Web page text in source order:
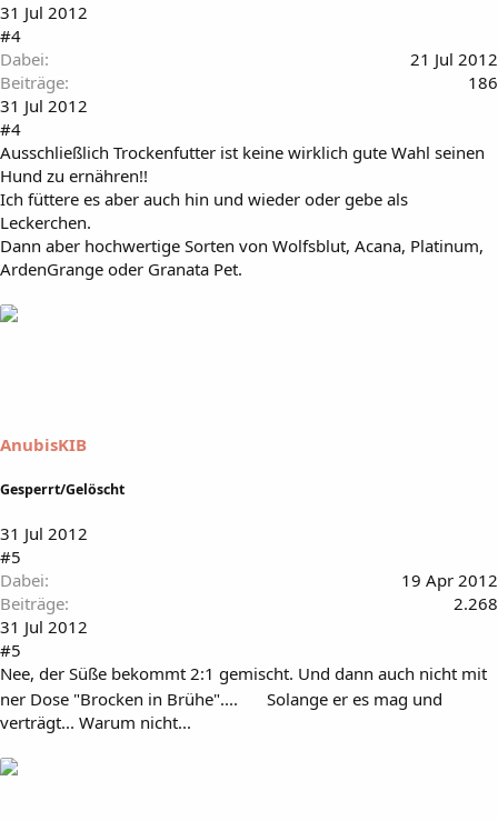
31 Jul 2012
#4
Dabei
21 Jul 2012
Beiträge
186
31 Jul 2012
#4
Ausschließlich Trockenfutter ist keine wirklich gute Wahl seinen
Hund zu ernähren!!
Ich füttere es aber auch hin und wieder oder gebe als
Leckerchen.
Dann aber hochwertige Sorten von Wolfsblut, Acana, Platinum,
ArdenGrange oder Granata Pet.
AnubisKIB
Gesperrt/Gelöscht
31 Jul 2012
#5
Dabei
19 Apr 2012
Beiträge
2.268
31 Jul 2012
#5
Nee, der Süße bekommt 2:1 gemischt. Und dann auch nicht mit
ner Dose "Brocken in Brühe"....
Solange er es mag und
verträgt... Warum nicht...